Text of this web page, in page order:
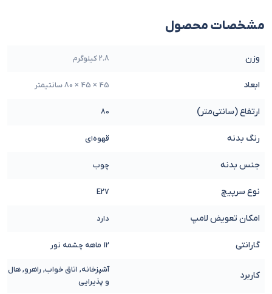
مشخصات محصول
وزن 2.8 کیلوگرم
ابعاد 45 × 45 × 80 سانتیمتر
ارتفاع (سانتی‌متر) 80
رنگ بدنه قهوه‌ای
جنس بدنه چوب
نوع سرپیچ E27
امکان تعویض لامپ دارد
گارانتی 12 ماهه چشمه نور
کاربرد
آشپزخانه, اتاق خواب, راهرو, هال
و پذیرایی